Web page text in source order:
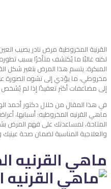
القرنية المخروطية مرض نادر يصيب
لكنه غالبًا ما يُكتشف متأخرًا بسبب
المبكرة. يتسم هذا المرض بتغير شكل
مخروطي، ما يؤدي إلى تشوه الصورة
إلى مضاعفات أكثر تعقيدًا إذا لم
في هذا المقال من خلال دكتور أحمد
ماهي القرنيه المخروطيه: أسبابها،
المتاحة، لمساعدتك على فهم المرض
والعلاجية المناسبة لضمان صحة
ماهي القرنيه